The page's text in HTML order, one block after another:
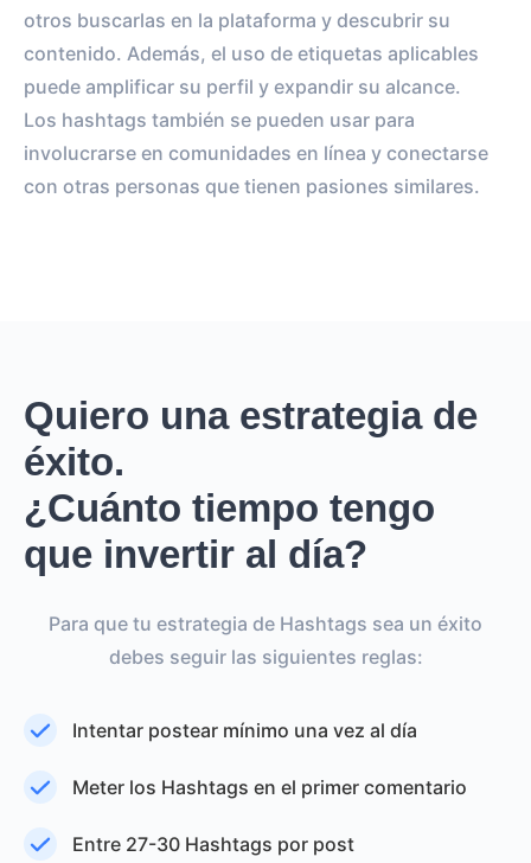
otros buscarlas en la plataforma y descubrir su
contenido. Además, el uso de etiquetas aplicables
puede amplificar su perfil y expandir su alcance.
Los hashtags también se pueden usar para
involucrarse en comunidades en línea y conectarse
con otras personas que tienen pasiones similares.
Quiero una estrategia de
éxito.
¿Cuánto tiempo tengo
que invertir al día?
Para que tu estrategia de Hashtags sea un éxito
debes seguir las siguientes reglas:
Intentar postear mínimo una vez al día
Meter los Hashtags en el primer comentario
Entre 27-30 Hashtags por post